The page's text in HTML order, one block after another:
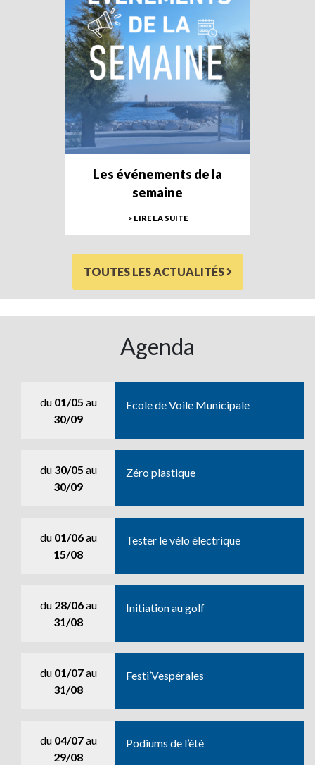
Les événements de la
semaine
> LIRE LA SUITE
TOUTES LES ACTUALITÉS
Agenda
du 01/05 au
30/09
Ecole de Voile Municipale
du 30/05 au
30/09
Zéro plastique
du 01/06au
15/08
Tester le vélo électrique
du 28/06au
31/08
Initiation au golf
du 01/07au
31/08
Festi’Vespérales
du 04/07au
29/08
Podiums de l’été